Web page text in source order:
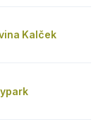
Kalček